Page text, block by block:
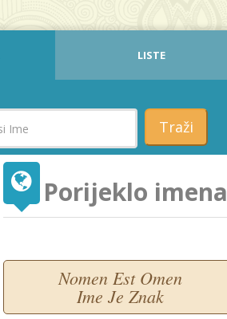
LISTE
Traži
Porijeklo imena
Nomen Est Omen
Ime Je Znak